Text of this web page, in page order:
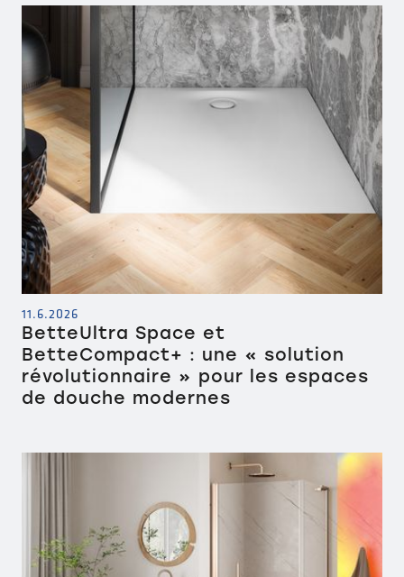
11.6.2026
BetteUltra Space et
BetteCompact+ : une « solution
révolutionnaire » pour les espaces
de douche modernes